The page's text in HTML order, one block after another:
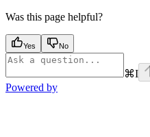
Was this page helpful?
Yes No
⌘I
Powered by